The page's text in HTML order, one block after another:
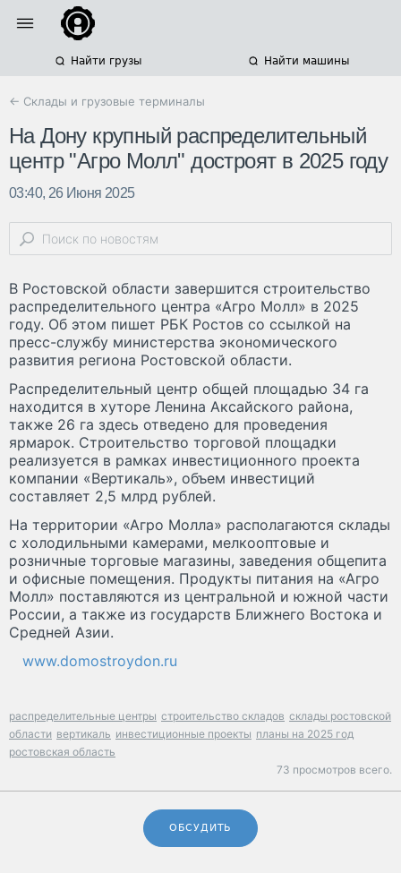
Найти грузы Найти машины
← Склады и грузовые терминалы
На Дону крупный распределительный
центр "Агро Молл" достроят в 2025 году
03:40, 26 Июня 2025
В Ростовской области завершится строительство
распределительного центра «Агро Молл» в 2025
году. Об этом пишет РБК Ростов со ссылкой на
пресс-службу министерства экономического
развития региона Ростовской области.
Распределительный центр общей площадью 34 га
находится в хуторе Ленина Аксайского района,
также 26 га здесь отведено для проведения
ярмарок. Строительство торговой площадки
реализуется в рамках инвестиционного проекта
компании «Вертикаль», объем инвестиций
составляет 2,5 млрд рублей.
На территории «Агро Молла» располагаются склады
с холодильными камерами, мелкооптовые и
розничные торговые магазины, заведения общепита
и офисные помещения. Продукты питания на «Агро
Молл» поставляются из центральной и южной части
России, а также из государств Ближнего Востока и
Средней Азии.
www.domostroydon.ru
распределительные центры строительство складов склады ростовской
области вертикаль инвестиционные проекты планы на 2025 год
ростовская область
73 просмотров всего.
ОБСУДИТЬ